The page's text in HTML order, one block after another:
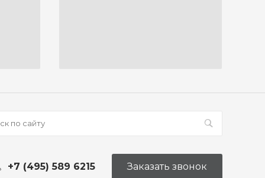
+7 (495) 589 6215 Заказать звонок